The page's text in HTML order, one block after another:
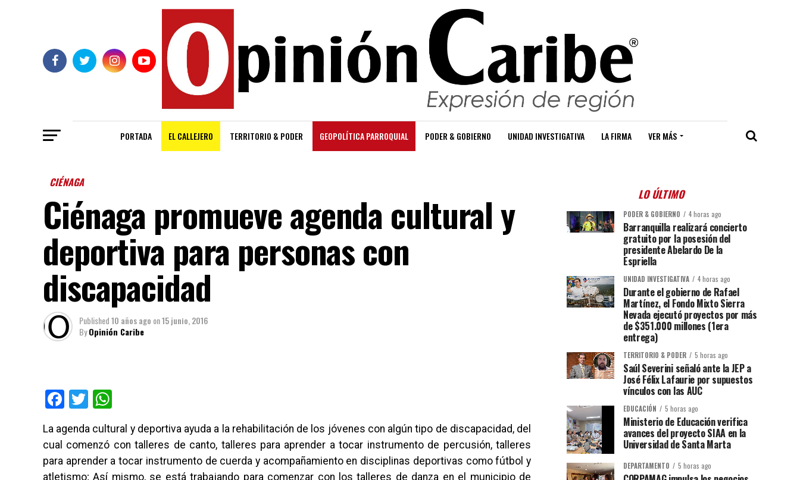
PORTADA EL CALLEJERO TERRITORIO & PODER GEOPOLÍTICA PARROQUIAL PODER & GOBIERNO UNIDAD INVESTIGATIVA LA FIRMA VER MÁS
CIÉNAGA
Ciénaga promueve agenda cultural y
deportiva para personas con
discapacidad
Published10 años ago on15 junio, 2016
ByOpinión Caribe
Facebook
Twitter
La agenda cultural y deportiva ayuda a la rehabilitación de los jóvenes con algún tipo de discapacidad, del
cual comenzó con talleres de canto, talleres para aprender a tocar instrumento de percusión, talleres
para aprender a tocar instrumento de cuerda y acompañamiento en disciplinas deportivas como fútbol y
atletismo; Así mismo, se está trabajando para comenzar con los talleres de danza en el municipio de
LO ÚLTIMO
PODER & GOBIERNO 4 horas ago
Barranquilla realizará concierto
gratuito por la posesión del
presidente Abelardo De la
Espriella
UNIDAD INVESTIGATIVA 4 horas ago
Durante el gobierno de Rafael
Martínez, el Fondo Mixto Sierra
Nevada ejecutó proyectos por más
de $351.000 millones (1era
entrega)
TERRITORIO & PODER 5 horas ago
Saúl Severini señaló ante la JEP a
José Félix Lafaurie por supuestos
vínculos con las AUC
EDUCACIÓN 5 horas ago
Ministerio de Educación verifica
avances del proyecto SIAA en la
Universidad de Santa Marta
DEPARTAMENTO 5 horas ago